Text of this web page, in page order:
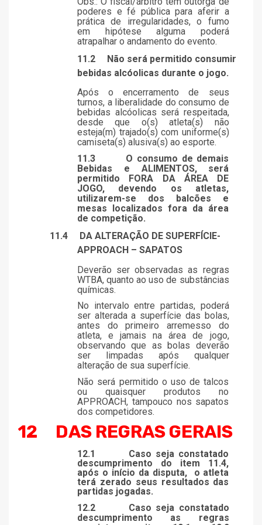
poderes e fé pública para aferir a
prática de irregularidades, o fumo
em hipótese alguma poderá
atrapalhar o andamento do evento.
11.2
Não será permitido consumir
bebidas alcóolicas durante o jogo.
Após o encerramento de seus
turnos, a liberalidade do consumo de
bebidas alcóolicas será respeitada,
desde que o(s) atleta(s) não
esteja(m) trajado(s) com uniforme(s)
camiseta(s) alusiva(s) ao esporte.
11.3
O consumo de demais
Bebidas e ALIMENTOS, será
permitido FORA DA ÁREA DE
JOGO, devendo os atletas,
utilizarem-se dos balcões e
mesas localizados fora da área
de competição.
11.4
DA ALTERAÇÃO DE SUPERFÍCIE-
APPROACH – SAPATOS
Deverão ser observadas as regras
WTBA, quanto ao uso de substâncias
químicas.
No intervalo entre partidas, poderá
ser alterada a superfície das bolas,
antes do primeiro arremesso do
atleta, e jamais na área de jogo,
observando que as bolas deverão
ser limpadas após qualquer
alteração de sua superfície.
Não será permitido o uso de talcos
ou quaisquer produtos no
APPROACH, tampouco nos sapatos
dos competidores.
12 DAS REGRAS GERAIS
12.1
Caso seja constatado
descumprimento do item 11.4,
após o início da disputa,
o atleta
terá zerado seus resultados das
partidas jogadas.
12.2
Caso seja constatado
descumprimento as regras